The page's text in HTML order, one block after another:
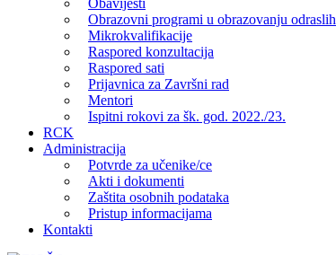
Obavijesti
Obrazovni programi u obrazovanju odraslih
Mikrokvalifikacije
Raspored konzultacija
Raspored sati
Prijavnica za Završni rad
Mentori
Ispitni rokovi za šk. god. 2022./23.
RCK
Administracija
Potvrde za učenike/ce
Akti i dokumenti
Zaštita osobnih podataka
Pristup informacijama
Kontakti